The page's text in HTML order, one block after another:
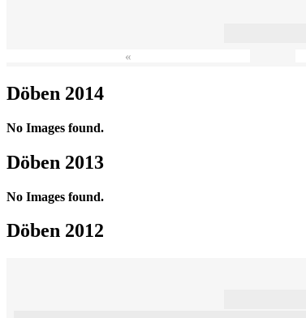
«
Döben 2014
No Images found.
Döben 2013
No Images found.
Döben 2012